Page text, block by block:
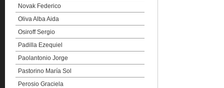
Novak Federico
Oliva Alba Aida
Osiroff Sergio
Padilla Ezequiel
Paolantonio Jorge
Pastorino María Sol
Perosio Graciela